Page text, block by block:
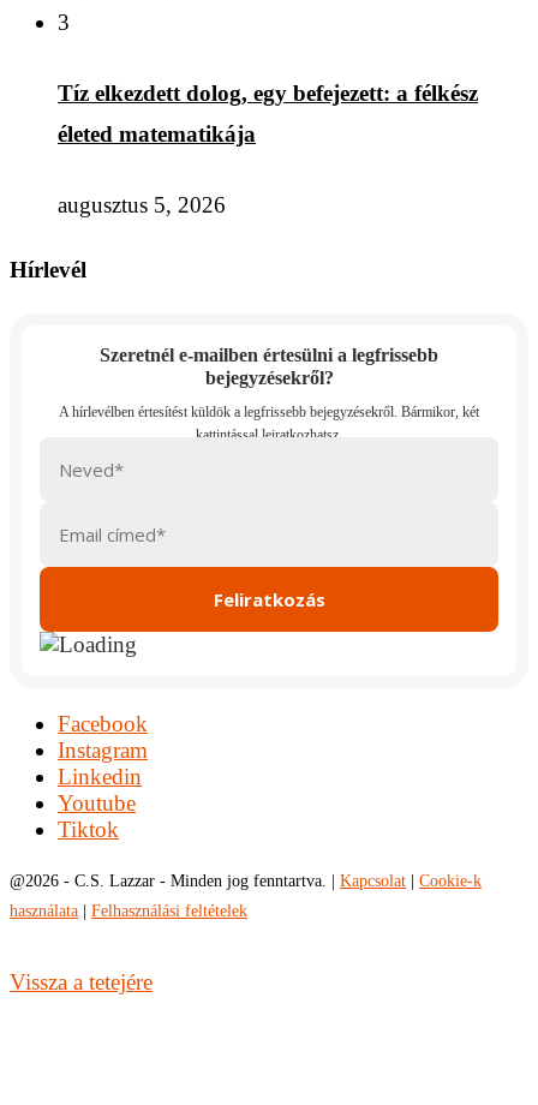
3
Tíz elkezdett dolog, egy befejezett: a félkész
életed matematikája
augusztus 5, 2026
Hírlevél
Szeretnél e-mailben értesülni a legfrissebb
bejegyzésekről?
Facebook
Instagram
Linkedin
Youtube
Tiktok
@2026 - C.S. Lazzar - Minden jog fenntartva. | Kapcsolat
Cookie-k
használata
Felhasználási feltételek
Vissza a tetejére